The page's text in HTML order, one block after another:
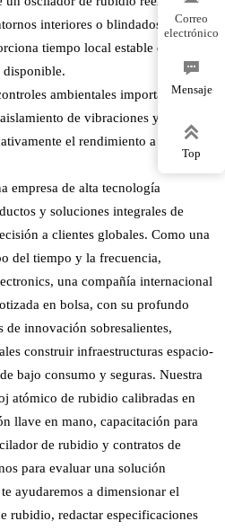
interiores o blindados, sí; el
tiempo local estable durante la
disponible.
ambientales importan? La
de vibraciones y la
el rendimiento a largo
empresa de alta tecnología
y soluciones integrales de
a clientes globales. Como una
del tiempo y la frecuencia,
una compañía internacional
en bolsa, con su profundo
innovación sobresalientes,
construir infraestructuras espacio-
bajo consumo y seguras. Nuestra
atómico de rubidio calibradas en
llave en mano, capacitación para
de rubidio y contratos de
para evaluar una solución
ayudaremos a dimensionar el
rubidio, redactar especificaciones
Correo
electrónico

Mensaje

Top